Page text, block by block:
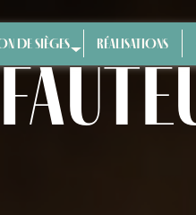
DE SIÈGES RÉALISATIONS